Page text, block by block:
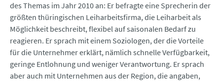
des Themas im Jahr 2010 an: Er befragte eine Sprecherin der
größten thüringischen Leiharbeitsfirma, die Leiharbeit als
Möglichkeit beschreibt, flexibel auf saisonalen Bedarf zu
reagieren. Er sprach mit einem Soziologen, der die Vorteile
für die Unternehmer erklärt, nämlich schnelle Verfügbarkeit,
geringe Entlohnung und weniger Verantwortung. Er sprach
aber auch mit Unternehmen aus der Region, die angaben,